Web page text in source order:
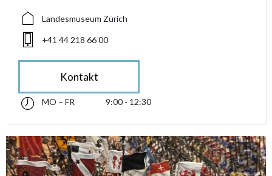
Landesmuseum Zürich
+41 44 218 66 00
Kontakt
accessibility.sr-only.opening_hours
Montag bis Freitag 09:00 - 12:30
MO – FR 9:00 - 12:30